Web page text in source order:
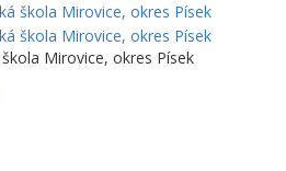
Mirovice, okres Písek